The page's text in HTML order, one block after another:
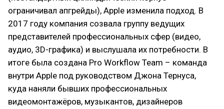
ограничивал апгрейды), Apple изменила подход. В
2017 году компания созвала группу ведущих
представителей профессиональных сфер (видео,
аудио, 3D-графика) и выслушала их потребности. В
итоге была создана Pro Workflow Team – команда
внутри Apple под руководством Джона Тернуса,
куда наняли бывших профессиональных
видеомонтажёров, музыкантов, дизайнеров